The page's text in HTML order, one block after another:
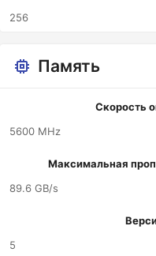
256
Память
Скорость
5600 MHz
Максимальная
89.6 GB/s
5